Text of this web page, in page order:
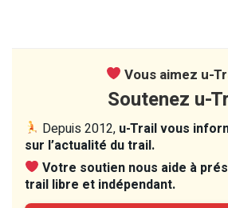
Vous aimez u-
Soutenez u-
Depuis 2012, u-Trail vous
sur l’actualité du trail.
Votre soutien nous aide à
trail libre et indépendant.